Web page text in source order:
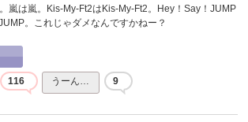
嵐は嵐。Kis-My-Ft2はKis-My-Ft2。Hey！Say！JUMP
。これじゃダメなんですかねー？
116 うーん… 9